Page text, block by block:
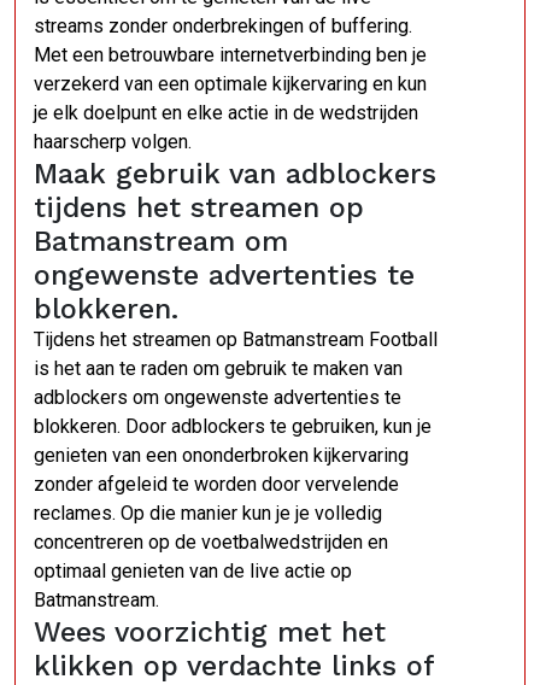
streams zonder onderbrekingen of buffering.
Met een betrouwbare internetverbinding ben je
verzekerd van een optimale kijkervaring en kun
je elk doelpunt en elke actie in de wedstrijden
haarscherp volgen.
Maak gebruik van adblockers
tijdens het streamen op
Batmanstream om
ongewenste advertenties te
blokkeren.
Tijdens het streamen op Batmanstream Football
is het aan te raden om gebruik te maken van
adblockers om ongewenste advertenties te
blokkeren. Door adblockers te gebruiken, kun je
genieten van een ononderbroken kijkervaring
zonder afgeleid te worden door vervelende
reclames. Op die manier kun je je volledig
concentreren op de voetbalwedstrijden en
optimaal genieten van de live actie op
Batmanstream.
Wees voorzichtig met het
klikken op verdachte links of